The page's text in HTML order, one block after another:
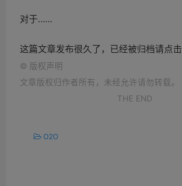
对于……
这篇文章发布很久了，已经被归档请点击
© 版权声明
文章版权归作者所有，未经允许请勿转载。
THE END
O2O